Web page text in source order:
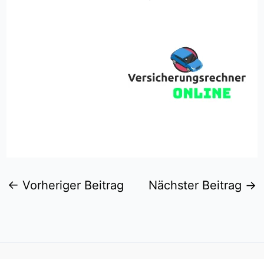
← Vorheriger Beitrag Nächster Beitrag →